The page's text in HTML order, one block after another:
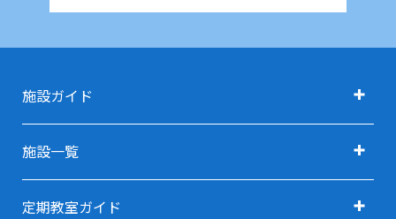
施設ガイド
施設ガイド TOP
アクセス
施設一覧
施設一覧 TOP
定期教室ガイド